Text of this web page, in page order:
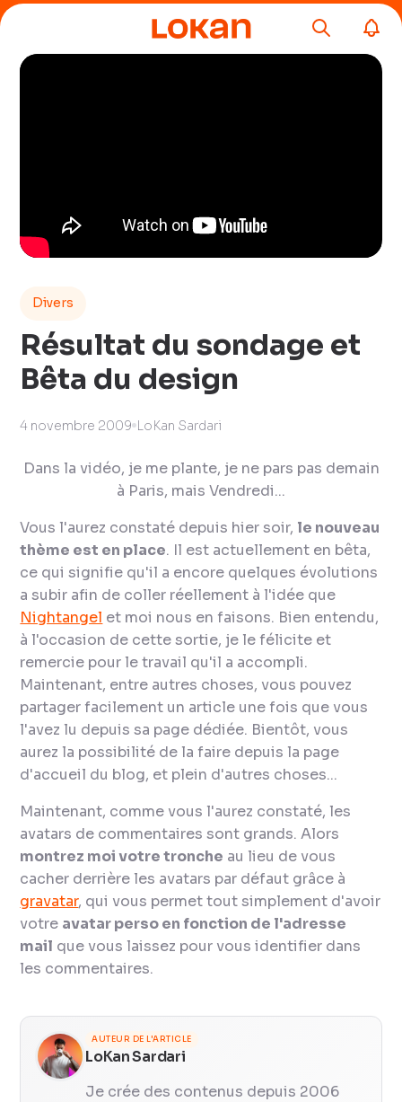
Divers
Résultat du sondage et
Bêta du design
4 novembre 2009 LoKan Sardari
Dans la vidéo, je me plante, je ne pars pas demain
à Paris, mais Vendredi...
Vous l'aurez constaté depuis hier soir, le nouveau
thème est en place. Il est actuellement en bêta,
ce qui signifie qu'il a encore quelques évolutions
a subir afin de coller réellement à l'idée que
Nightangel et moi nous en faisons. Bien entendu,
à l'occasion de cette sortie, je le félicite et
remercie pour le travail qu'il a accompli.
Maintenant, entre autres choses, vous pouvez
partager facilement un article une fois que vous
l'avez lu depuis sa page dédiée. Bientôt, vous
aurez la possibilité de la faire depuis la page
d'accueil du blog, et plein d'autres choses...
Maintenant, comme vous l'aurez constaté, les
avatars de commentaires sont grands. Alors
montrez moi votre tronche au lieu de vous
cacher derrière les avatars par défaut grâce à
gravatar, qui vous permet tout simplement d'avoir
votre avatar perso en fonction de l'adresse
mail que vous laissez pour vous identifier dans
les commentaires.
AUTEUR DE L'ARTICLE
LoKan Sardari
Je crée des contenus depuis 2006